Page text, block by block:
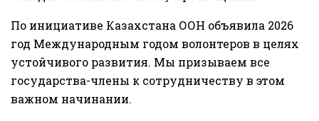
По инициативе Казахстана ООН объявила 2026
год Международным годом волонтеров в целях
устойчивого развития. Мы призываем все
государства-члены к сотрудничеству в этом
важном начинании.